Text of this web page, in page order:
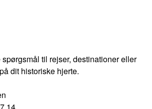
til rejser, destinationer eller
dit historiske hjerte.